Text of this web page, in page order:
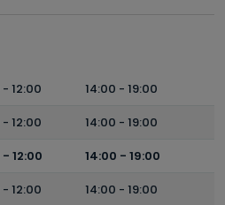
- 12:00 14:00 - 19:00
- 12:00 14:00 - 19:00
- 12:00 14:00 - 19:00
- 12:00 14:00 - 19:00